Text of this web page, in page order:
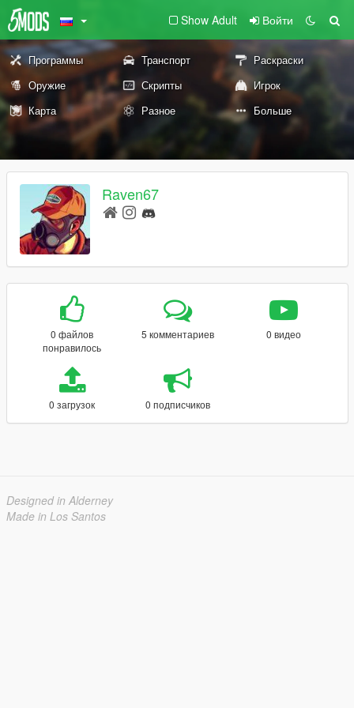
Show Adult Войти
Программы Транспорт
Раскраски
Оружие
Скрипты
Игрок
Карта
Разное Больше
Raven67
0 файлов
понравилось
5 комментариев 0 видео
0 загрузок 0 подписчиков
Designed in Alderney
Made in Los Santos